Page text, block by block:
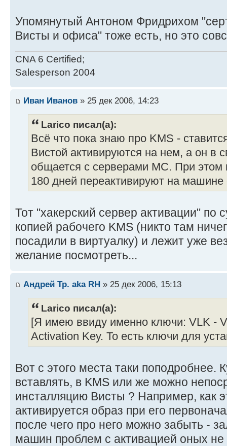
Упомянутый Антоном Фридрихом
Висты и офиса" тоже есть, но это
CNA 6 Certified;
Salesperson 2004
Иван Иванов » 25 дек 2006, 14:23
Larico писал(а):
Всё что пока знаю про KMS -
Вистой активируются на нем, а он в
общается с серверами МС. При
180 дней переактивируют на
Тот "хакерский сервер активации" по
копией рабочего KMS (никто там
посадили в виртуалку) и лежит уже
желание посмотреть...
Андрей Тр. aka RH » 25 дек 2006, 15:13
Larico писал(а):
[Я имею ввиду именно ключи: VLK -
Activation Key. То есть ключи для
Вот с этого места таки поподробнее.
вставлять, в KMS или же можно
инсталляцию Висты ? Например, как
активируется образ при его
после чего про него можно забыть -
машин проблем с активацией оных не